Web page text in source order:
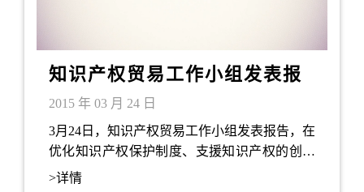
知识产权贸易工作小组发表报
告
2015 年 03 月 24 日
3月24日，知识产权贸易工作小组发表报告，在
优化知识产权保护制度、支援知识产权的创造
和使用等策略范畴，建议一系列措施，以推动
>详情